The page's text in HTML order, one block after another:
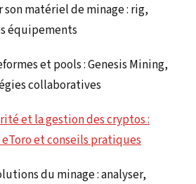
matériel de minage : rig,
équipements
et pools : Genesis Mining,
collaboratives
et la gestion des cryptos :
eToro et conseils pratiques
du minage : analyser,